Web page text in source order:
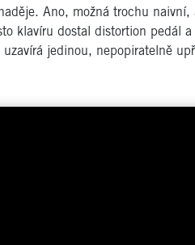
Ano, možná trochu
klavíru dostal distortion pedál
jedinou, nepopiratelně